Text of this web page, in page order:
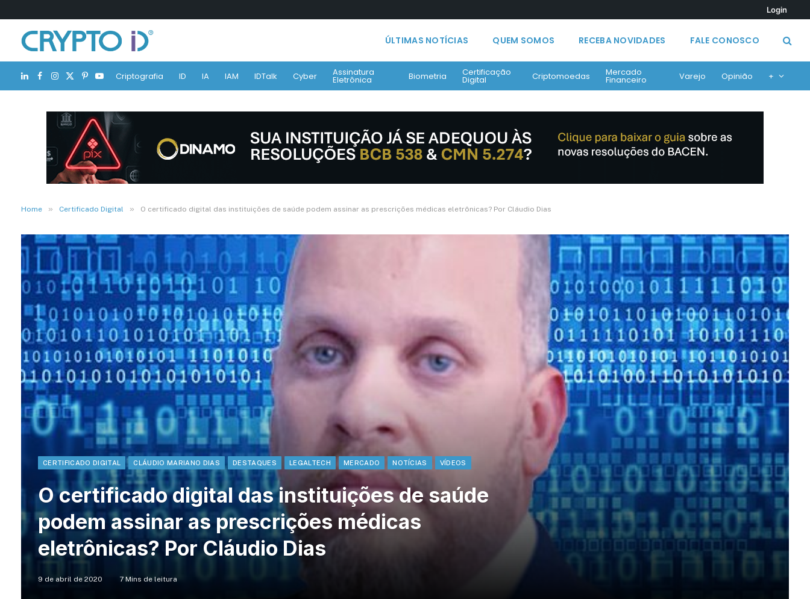
Login
ÚLTIMAS NOTÍCIAS QUEM SOMOS RECEBA NOVIDADES FALE CONOSCO
LinkedIn
Facebook
Instagram
X
(Twitter)
Pinterest
YouTubeCriptografia ID IA IAM IDTalk Cyber Assinatura
Eletrônica Biometria Certificação
Digital Criptomoedas Mercado
Financeiro Varejo Opinião +
Home » Certificado Digital » O certificado digital das instituições de saúde podem assinar as prescrições médicas eletrônicas? Por Cláudio Dias
CERTIFICADO DIGITAL CLÁUDIO MARIANO DIAS DESTAQUES LEGALTECH MERCADO NOTÍCIAS VÍDEOS
O certificado digital das instituições de saúde
podem assinar as prescrições médicas
eletrônicas? Por Cláudio Dias
9 de abril de 2020 7 Mins de leitura